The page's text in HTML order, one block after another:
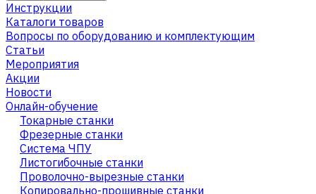
Инструкции
Каталоги товаров
Вопросы по оборудованию и комплектующим
Статьи
Мероприятия
Акции
Новости
Онлайн-обучение
Токарные станки
Фрезерные станки
Система ЧПУ
Листогибочные станки
Проволочно-вырезные станки
Копировально-прошивные станки